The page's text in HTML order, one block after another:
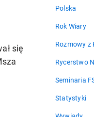
się
Polska
Rok Wiary
Rozmowy z
Rycerstwo
Seminaria
Statystyki